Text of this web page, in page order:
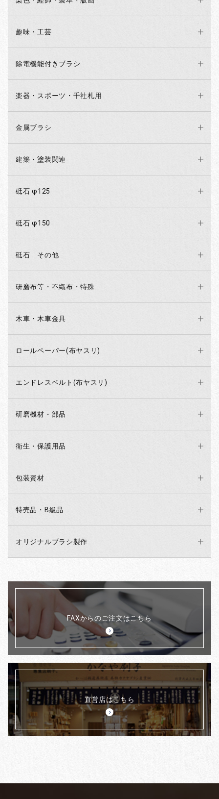
趣味・工芸
除電機能付きブラシ
楽器・スポーツ・千社札用
金属ブラシ
建築・塗装関連
砥石 φ125
砥石 φ150
砥石 その他
研磨布等・不織布・特殊
木車・木車金具
ロールペーパー(布ヤスリ)
エンドレスベルト(布ヤスリ)
研磨機材・部品
衛生・保護用品
包装資材
特売品・B級品
オリジナルブラシ製作
FAXからのご注文はこちら
直営店はこちら